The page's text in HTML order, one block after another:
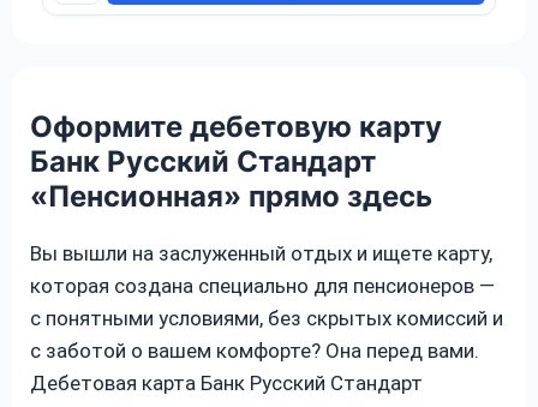
Оформите дебетовую карту
Банк Русский Стандарт
«Пенсионная» прямо здесь
Вы вышли на заслуженный отдых и ищете карту,
которая создана специально для пенсионеров —
с понятными условиями, без скрытых комиссий и
с заботой о вашем комфорте? Она перед вами.
Дебетовая карта Банк Русский Стандарт